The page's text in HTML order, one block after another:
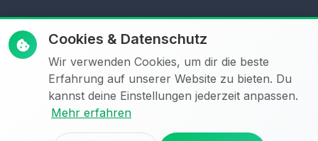
Cookies & Datenschutz
Wir verwenden Cookies, um dir die beste
Erfahrung auf unserer Website zu bieten. Du
kannst deine Einstellungen jederzeit anpassen.
Mehr erfahren
Rechtliches
Datenschutz
Impressum